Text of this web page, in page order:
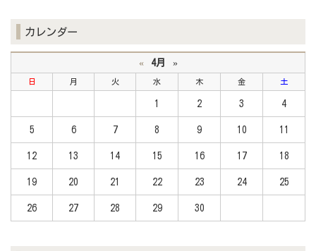
カレンダー
« 4月 »
日 月 火 水 木 金 土
1 2 3 4
5 6 7 8 9 10 11
12 13 14 15 16 17 18
19 20 21 22 23 24 25
26 27 28 29 30